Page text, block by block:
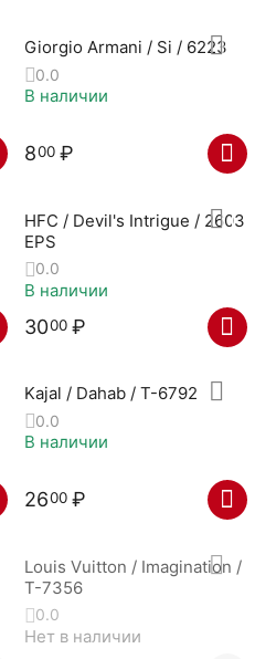
Giorgio Armani / Si / 6223
0.0
В наличии
800 ₽
HFC / Devil's Intrigue / 2603
EPS
0.0
В наличии
3000 ₽
Kajal / Dahab / T-6792
0.0
В наличии
2600 ₽
Louis Vuitton / Imagination /
T-7356
0.0
Нет в наличии